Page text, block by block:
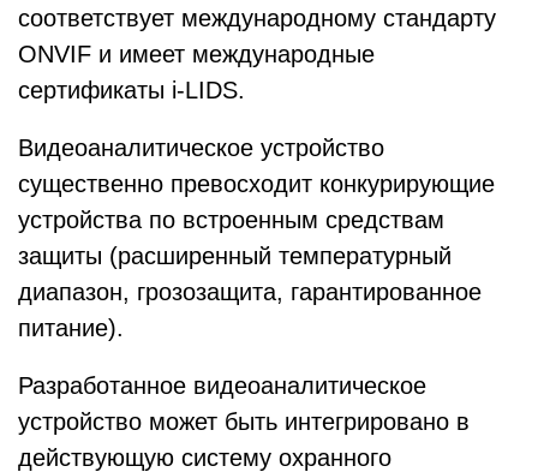
соответствует международному стандарту
ONVIF и имеет международные
сертификаты i-LIDS.
Видеоаналитическое устройство
существенно превосходит конкурирующие
устройства по встроенным средствам
защиты (расширенный температурный
диапазон, грозозащита, гарантированное
питание).
Разработанное видеоаналитическое
устройство может быть интегрировано в
действующую систему охранного